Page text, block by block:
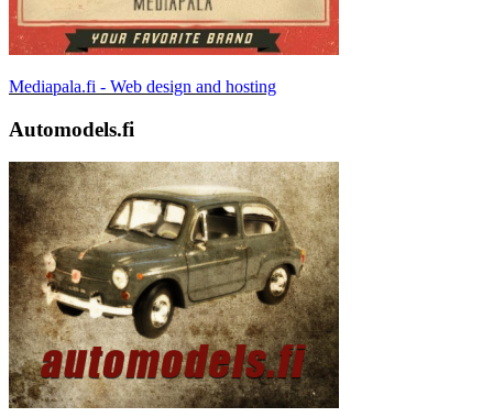
Mediapala.fi - Web design and hosting
Automodels.fi